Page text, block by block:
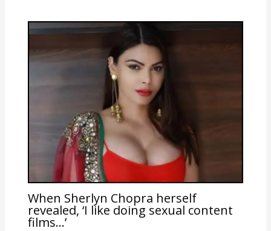
When Sherlyn Chopra herself
revealed, ‘I like doing sexual content
films…’